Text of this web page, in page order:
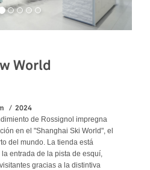
World
2024
de Rossignol impregna
en el "Shanghai Ski World", el
del mundo. La tienda está
entrada de la pista de esquí,
gracias a la distintiva